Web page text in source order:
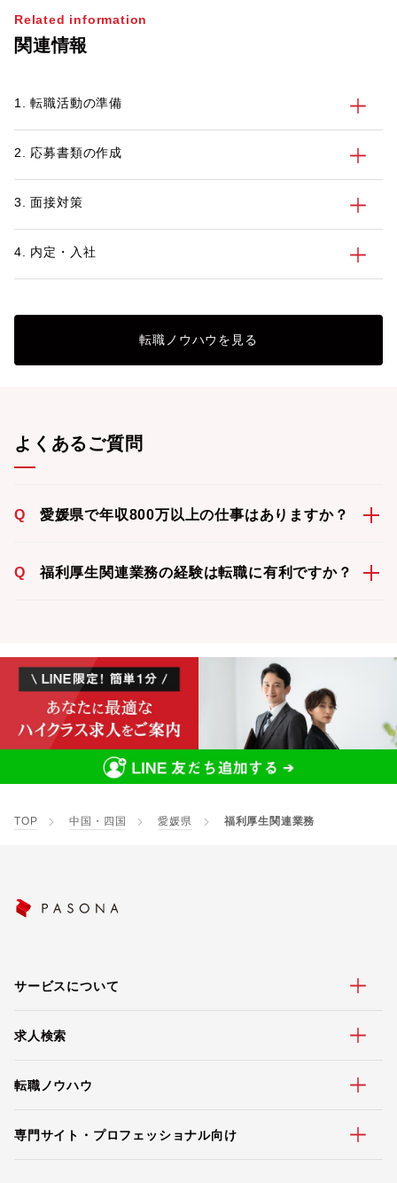
Related information
関連情報
1. 転職活動の準備
2. 応募書類の作成
3. 面接対策
4. 内定・入社
転職ノウハウを見る
よくあるご質問
Q 愛媛県で年収800万以上の仕事はありますか？
Q 福利厚生関連業務の経験は転職に有利ですか？
TOP 中国・四国 愛媛県 福利厚生関連業務
サービスについて
求人検索
転職ノウハウ
専門サイト・プロフェッショナル向け